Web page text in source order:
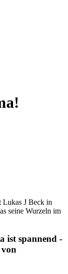
Lukas J Beck in
seine Wurzeln im
ist spannend -